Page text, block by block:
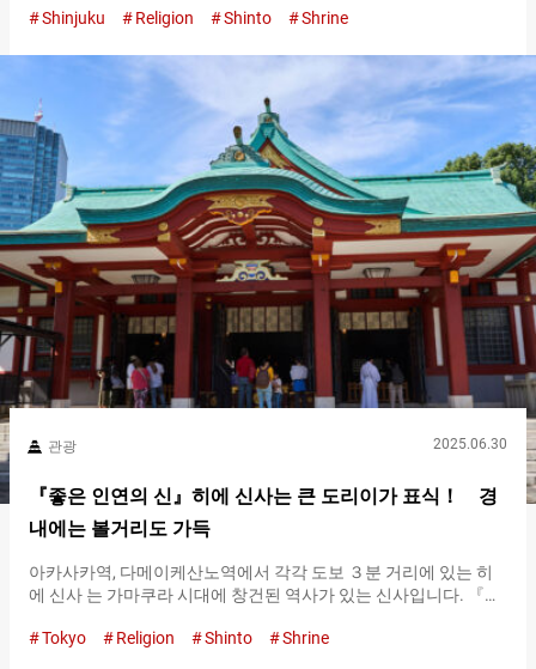
워커, 그리고 많은 연예인들이 참배하는 곳으로 알려진 하나조노
의외로 많을지도 모르겠네요. 본전 메이지 도리와 야스쿠니 도리
에서 한 걸음 들어가면 넓은 경내가 하나조노 신사의 입구는 두 곳
입니다. 정식 참도는 메이지 도리 쪽에 있으며, 도로에서도 보이는
주홍색의 큰 도리이가 표식입니다. 하나조노 신사의 역사는 오래
되어, 에도 막부가 열리기 이전부터 신주쿠의 수호신으로서 신앙
을 모아온 장소였습니다. 나무가 무성한 경내는, 바로 옆에 신주쿠
의 거리가 있다고는 생각할 수 없는 조용한 공간입니다. 경내에서
는 골동품 시장이 열리거나, 연극 공연이 열리기도 하는 것으로 유
명합니다. 또한, 매년 １１월에는 길조 물건인 곰손을 파는 토리노
이치가…
Shinjuku Religion Shinto Shrine
관광 2025.06.30
『좋은 인연의 신』히에 신사는 큰 도리이가 표식！ 경
내에는 볼거리도 가득
아카사카역, 다메이케산노역에서 각각 도보 ３분 거리에 있는 히
에 신사 는 가마쿠라 시대에 창건된 역사가 있는 신사입니다. 『산
는, 제신으로서 오오야마쿠이노카미 가 모셔져 있습니다. 가내 안
Tokyo Religion Shinto Shrine